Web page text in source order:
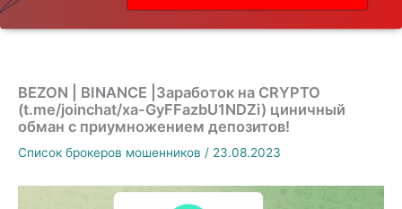
BEZON | BINANCE |Заработок на CRYPTO
(t.me/joinchat/xa-GyFFazbU1NDZi) циничный
обман с приумножением депозитов!
Список брокеров мошенников / 23.08.2023